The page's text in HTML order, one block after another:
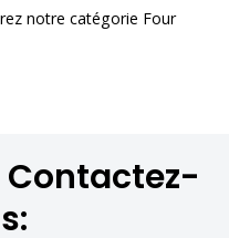
notre catégorie Four
Contactez-